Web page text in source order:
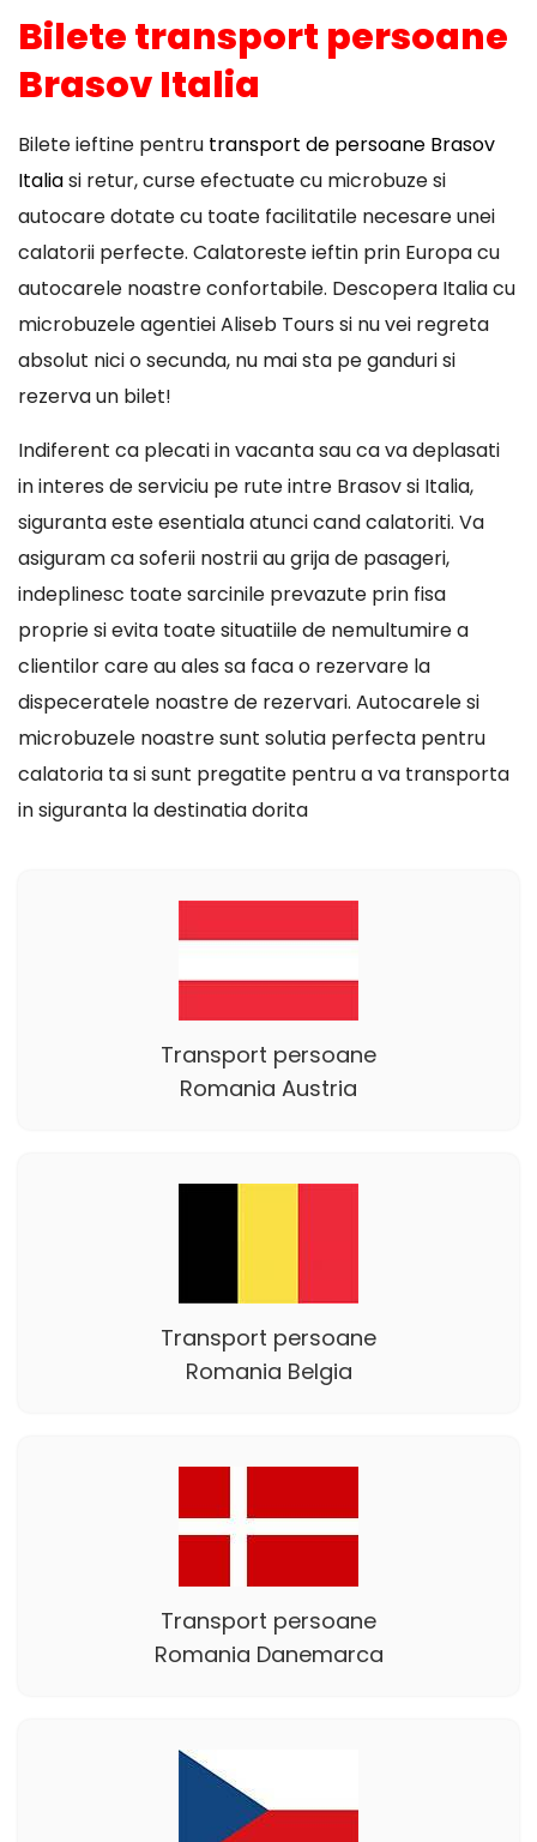
Bilete transport persoane
Brasov Italia
Bilete ieftine pentru transport de persoane Brasov
Italiasi retur, curse efectuate cu microbuze si
autocare dotate cu toate facilitatile necesare unei
calatorii perfecte. Calatoreste ieftin prin Europa cu
autocarele noastre confortabile. Descopera Italia cu
microbuzele agentiei Aliseb Tours si nu vei regreta
absolut nici o secunda, nu mai sta pe ganduri si
rezerva un bilet!
Indiferent ca plecati in vacanta sau ca va deplasati
in interes de serviciu pe rute intre Brasov si Italia,
siguranta este esentiala atunci cand calatoriti. Va
asiguram ca soferii nostrii au grija de pasageri,
indeplinesc toate sarcinile prevazute prin fisa
proprie si evita toate situatiile de nemultumire a
clientilor care au ales sa faca o rezervare la
dispeceratele noastre de rezervari. Autocarele si
microbuzele noastre sunt solutia perfecta pentru
calatoria ta si sunt pregatite pentru a va transporta
in siguranta la destinatia dorita
Transport persoane
Romania Austria
Transport persoane
Romania Belgia
Transport persoane
Romania Danemarca